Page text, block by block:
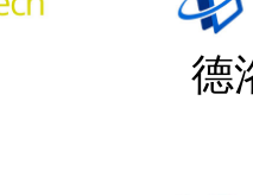
德